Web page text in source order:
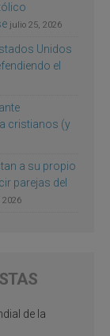
julio 25, 2026
Unidos
el
cristianos (y
a su propio
parejas del
2026
de la